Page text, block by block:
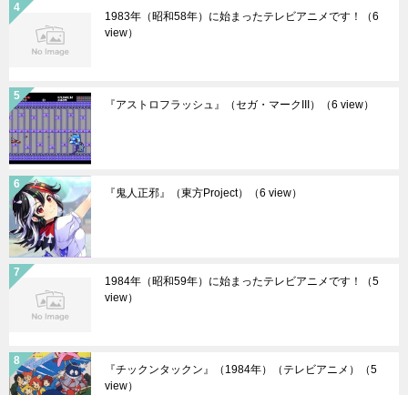
1983年（昭和58年）に始まったテレビアニメです！
（6
view）
『アストロフラッシュ』（セガ・マークIII） （6 view）
『鬼人正邪』（東方Project） （6 view）
1984年（昭和59年）に始まったテレビアニメです！
（5
view）
『チックンタックン』（1984年）（テレビアニメ）
（5
view）